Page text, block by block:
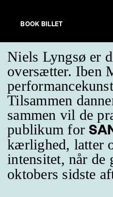
BOOK BILLET
Niels Lyngsø er
oversætter. Iben
Tilsammen
sammen vil de
publikum for
kærlighed, latter
intensitet, når de
oktobers sidste